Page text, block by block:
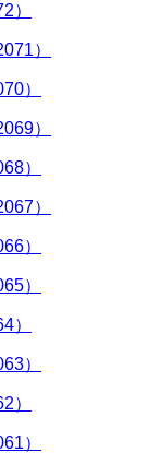
）
）
）
）
）
）
）
）
）
）
）
）